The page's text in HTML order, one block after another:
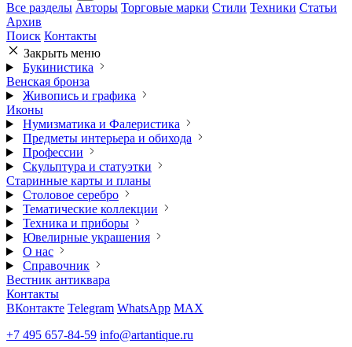
Все разделы Авторы Торговые марки Стили Техники Статьи
Архив
Поиск Контакты
Закрыть меню
Букинистика
Венская бронза
Живопись и графика
Иконы
Нумизматика и Фалеристика
Предметы интерьера и обихода
Профессии
Скульптура и статуэтки
Старинные карты и планы
Столовое серебро
Тематические коллекции
Техника и приборы
Ювелирные украшения
О нас
Справочник
Вестник антиквара
Контакты
ВКонтакте Telegram WhatsApp MAX
+7 495 657-84-59 info@artantique.ru